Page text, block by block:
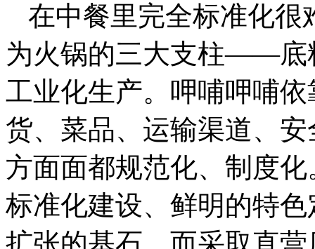
在中餐里完全标准化很
为火锅的三大支柱——底
工业化生产。呷哺呷哺
货、菜品、运输渠道、
方面面都规范化、制度
标准化建设、鲜明的特